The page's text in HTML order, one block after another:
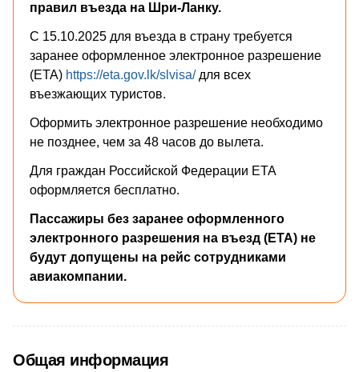
правил въезда на Шри-Ланку.
С 15.10.2025 для въезда в страну требуется
заранее оформленное электронное разрешение
(ETA) https://eta.gov.lk/slvisa/для всех
въезжающих туристов.
Оформить электронное разрешение необходимо
не позднее, чем за 48 часов до вылета.
Для граждан Российской Федерации ETA
оформляется бесплатно.
Пассажиры без заранее оформленного
электронного разрешения на въезд (ETA) не
будут допущены на рейс сотрудниками
авиакомпании.
Общая информация